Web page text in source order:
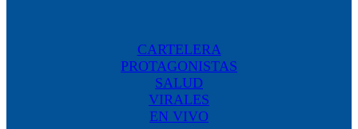
CARTELERA
PROTAGONISTAS
SALUD
VIRALES
EN VIVO